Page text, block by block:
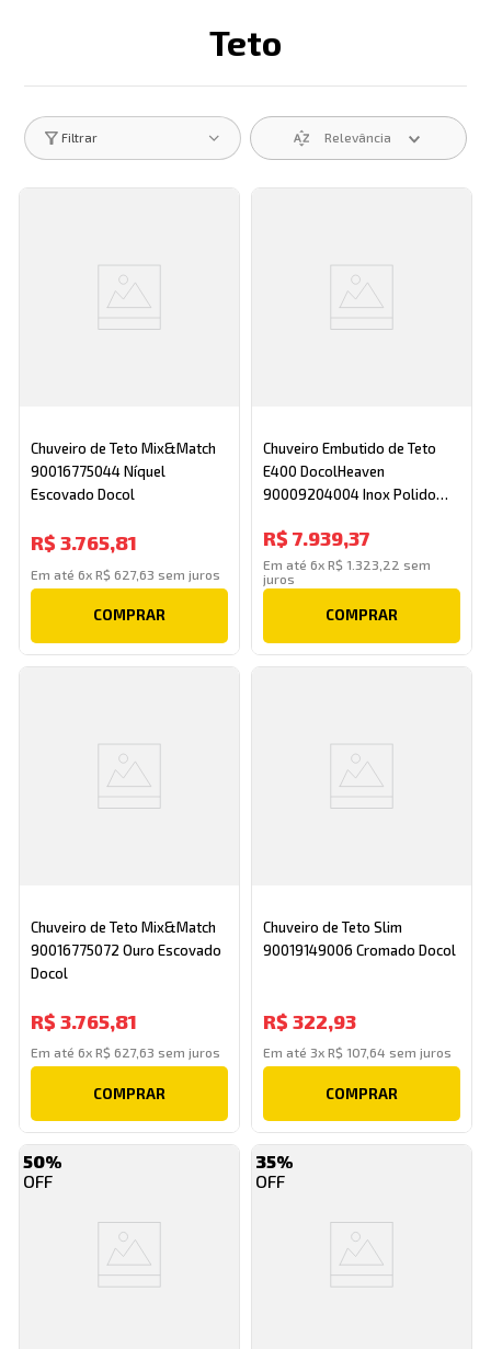
Teto
Descrição search
Filtrar Relevância
Chuveiro de Teto Mix&Match
90016775044 Níquel
Escovado Docol
R$ 3.765,81
Em até6xR$ 627,63 sem juros
COMPRAR
Chuveiro Embutido de Teto
E400 DocolHeaven
90009204004 Inox Polido
R$ 7.939,37
Em até 6x R$ 1 323 22 sem
juros
COMPRAR
Chuveiro de Teto Mix&Match
90016775072 Ouro Escovado
Docol
R$ 3.765,81
Em até6xR$ 627,63 sem juros
COMPRAR
Chuveiro de Teto Slim
90019149006 Cromado Docol
R$ 322,93
Em até 3x R$ 107,64 sem juros
COMPRAR
50% 35%